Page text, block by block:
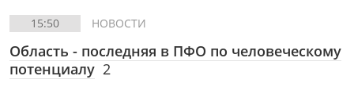
15:50 НОВОСТИ
Область - последняя в ПФО по человеческому
потенциалу 2